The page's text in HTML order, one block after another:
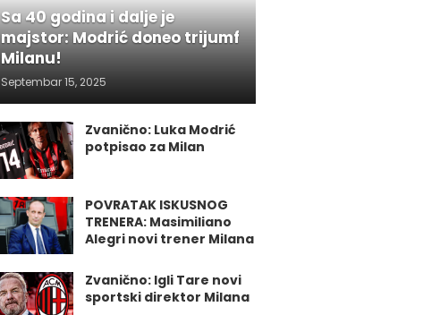
Sa 40 godina i dalje je
majstor: Modrić doneo trijumf
Milanu!
Septembar 15, 2025
Zvanično: Luka Modrić
potpisao za Milan
POVRATAK ISKUSNOG
TRENERA: Masimiliano
Alegri novi trener Milana
Zvanično: Igli Tare novi
sportski direktor Milana